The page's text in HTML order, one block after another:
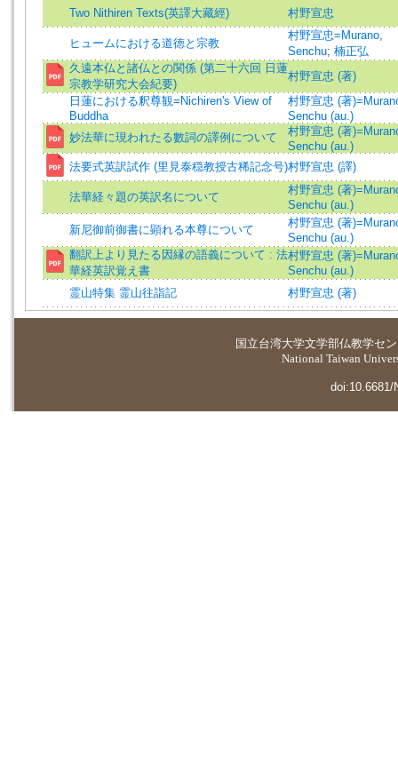
Two Nithiren Texts(英譯大藏經) 村野宣忠
ヒュームにおける道徳と宗教
村野宣忠=Murano,
Senchu; 楠正弘
久遠本仏と諸仏との関係 (第二十六回 日蓮
宗教学研究大会紀要)
村野宣忠 (著)
日蓮における釈尊観=Nichiren's View of
Buddha
村野宣忠 (著
Senchu (au.)
妙法華に現われたる數詞の譯例について
村野宣忠 (著
Senchu (au.)
法要式英訳試作 (里見泰穏教授古稀記念号)村野宣忠 (譯)
法華経々題の英訳名について
村野宣忠 (著
Senchu (au.)
新尼御前御書に顕れる本尊について
村野宣忠 (著
Senchu (au.)
翻訳上より見たる因縁の語義について : 法
華経英訳覚え書
村野宣忠 (著
Senchu (au.)
霊山特集 霊山往詣記
村野宣忠 (著)
国立台湾大学文学部仏教学セ
National Taiwan
doi:10.6681/